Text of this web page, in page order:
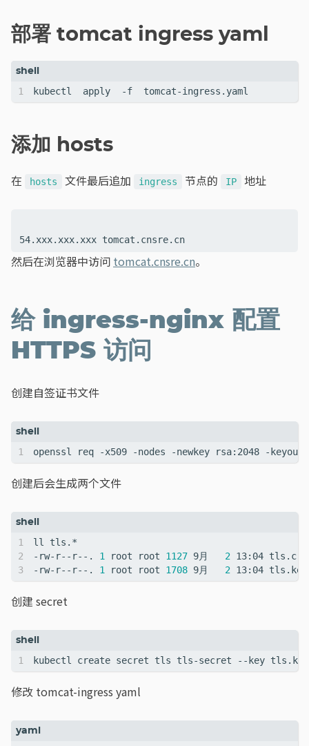
部署 tomcat ingress yaml
添加 hosts
在 hosts 文件最后追加 ingress 节点的 IP 地址
然后在浏览器中访问 tomcat.cnsre.cn。
给 ingress-nginx 配置
HTTPS 访问
创建自签证书文件
openssl req -x509 -nodes -newkey rsa:2048 -
创建后会生成两个文件
-rw-r--r--. 1 root root 1127 9月 2
-rw-r--r--. 1 root root 1708 9月 2
创建 secret
修改 tomcat-ingress yaml